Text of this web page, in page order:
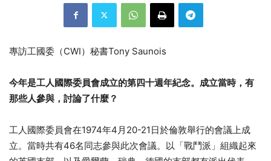
專訪工國委（CWI）秘書Tony Saunois
今年是工人國際委員會成立的第四十週年紀念。成立當時，有
那些人參與，討論了什麼？
工人國際委員會在1974年4月20-21日於倫敦舉行的會議上成
立。當時共有46名同志參與此次會議。以「戰鬥派」組織起來